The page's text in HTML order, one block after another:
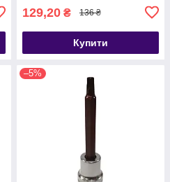
129,20 ₴ 136 ₴
Купити
–5%